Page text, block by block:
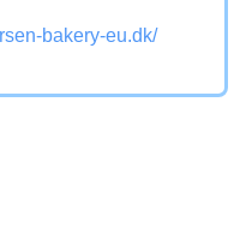
bakery-eu.dk/